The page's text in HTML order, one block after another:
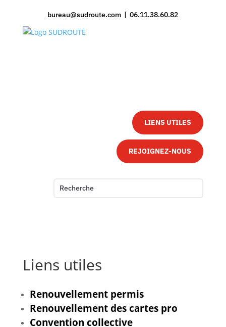
bureau@sudroute.com | 06.11.38.60.82
LIENS UTILES
REJOIGNEZ-NOUS
Liens utiles
Renouvellement permis
Renouvellement des cartes pro
Convention collective